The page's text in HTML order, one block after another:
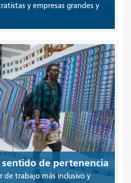
y empresas grandes y
de pertenencia
de trabajo más inclusivo y